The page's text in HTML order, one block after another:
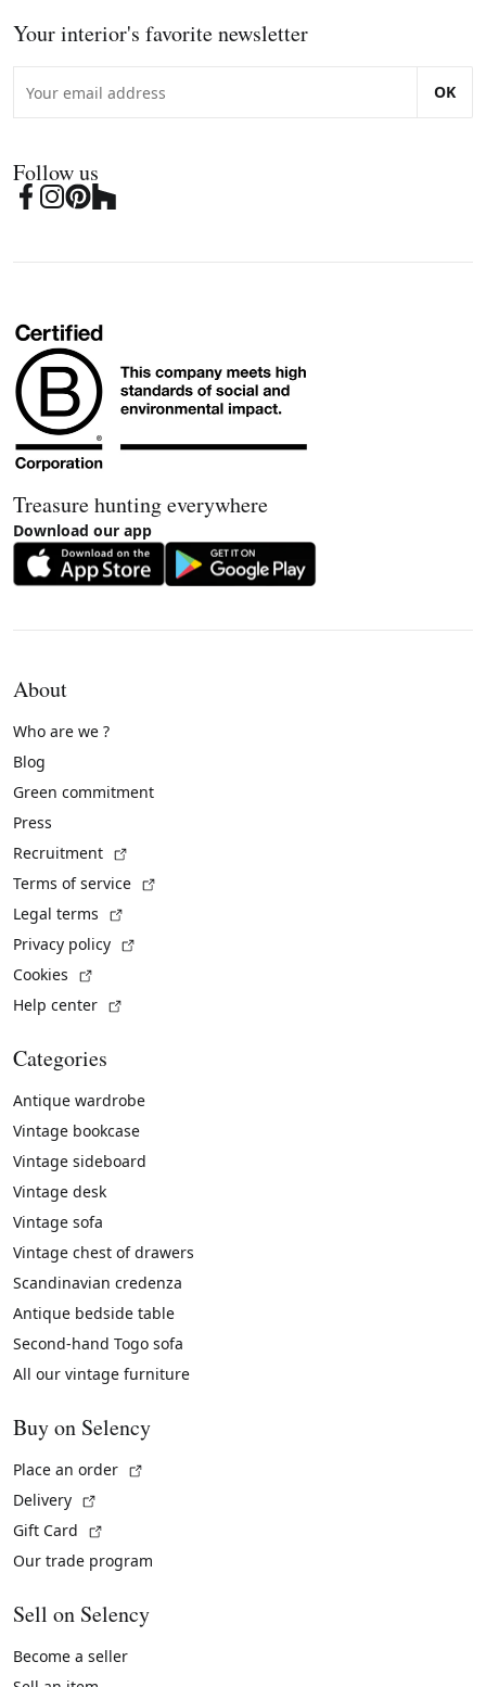
Your interior's favorite newsletter
OK
Follow us
Treasure hunting everywhere
Download our app
About
Who are we ?
Blog
Green commitment
Press
Recruitment
Terms of service
Legal terms
Privacy policy
Cookies
Help center
Categories
Antique wardrobe
Vintage bookcase
Vintage sideboard
Vintage desk
Vintage sofa
Vintage chest of drawers
Scandinavian credenza
Antique bedside table
Second-hand Togo sofa
All our vintage furniture
Buy on Selency
Place an order
Delivery
Gift Card
Our trade program
Sell on Selency
Become a seller